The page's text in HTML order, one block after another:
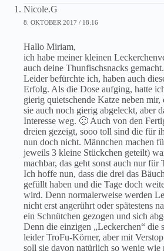
Nicole.G
8. OKTOBER 2017 / 18:16
Hallo Miriam,
ich habe meiner kleinen
auch deine Thunfischsnacks gemacht.
Leider befürchte ich, haben auch
Erfolg. Als die Dose aufging, hatte
gierig quietschende Katze neben
sie auch noch gierig abgeleckt, aber
Interesse weg. 🙁 Auch von den
dreien gezeigt, sooo toll sind die für
nun doch nicht. Männchen machen
jeweils 3 kleine Stückchen geteilt)
machbar, das geht sonst auch nur für
Ich hoffe nun, dass die drei das
gefüllt haben und die Tage doch
wird. Denn normalerweise werden
nicht erst angerührt oder spätestens
ein Schnütchen gezogen und sich
Denn die einzigen „Leckerchen“ die
leider TroFu-Körner, aber mit
soll sie davon natürlich so wenig wie